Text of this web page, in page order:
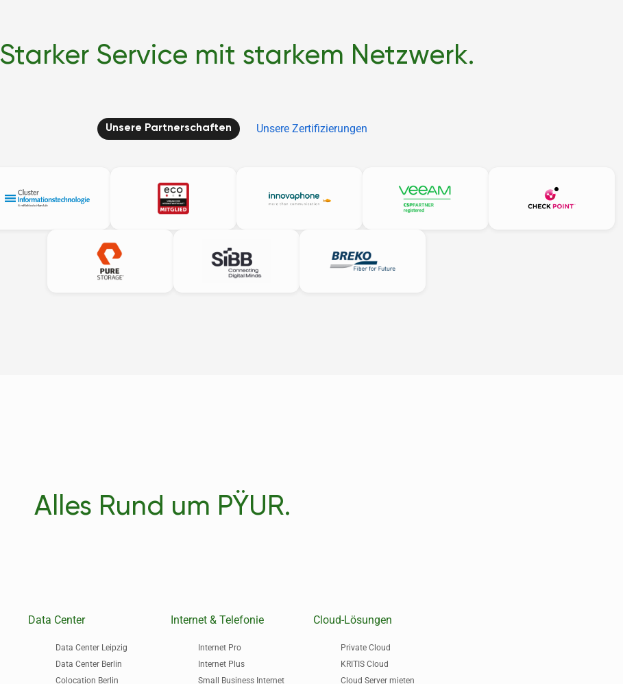
Starker Service mit starkem Netzwerk.
Unsere Partnerschaften Unsere Zertifizierungen
Alles Rund um PŸUR.
Data Center
Data Center Leipzig
Data Center Berlin
Colocation Berlin
Internet & Telefonie
Internet Pro
Internet Plus
Small Business Internet
Cloud-Lösungen
Private Cloud
KRITIS Cloud
Cloud Server mieten